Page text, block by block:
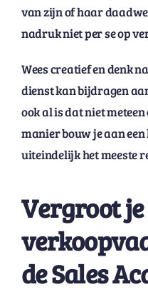
van zijn of haar
nadruk niet per se op
Wees creatief en denk
dienst kan bijdragen
ook al is dat niet
manier bouw je aan
uiteindelijk het meeste
Vergroot je
de Sales